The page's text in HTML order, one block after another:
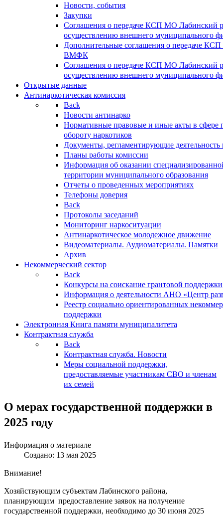
Новости, события
Закупки
Соглашения о передаче КСП МО Лабинский
осуществлению внешнего муниципального
Дополнительные соглашения о передаче
ВМФК
Соглашения о передаче КСП МО Лабинский
осуществлению внешнего муниципального
Открытые данные
Антинаркотическая комиссия
Back
Новости антинарко
Нормативные правовые и иные акты в сфере
обороту наркотиков
Документы, регламентирующие деятельность
Планы работы комиссии
Информация об оказании
территории муниципального образования
Отчеты о проведенных мероприятиях
Телефоны доверия
Back
Протоколы заседаний
Мониторинг наркоситуации
Антинаркотическое молодежное движение
Видеоматериалы. Аудиоматериалы. Памятки
Архив
Некоммерческий сектор
Back
Конкурсы на соискание грантовой поддержки
Информация о деятельности АНО «Центр
Реестр социально ориентированных
поддержки
Электронная Книга памяти муниципалитета
Контрактная служба
Back
Контрактная служба. Новости
Меры социальной поддержки,
предоставляемые участникам СВО и членам
их семей
О мерах государственной поддержки в
2025 году
Информация о материале
Создано: 13 мая 2025
Внимание!
Хозяйствующим субъектам Лабинского района,
планирующим предоставление заявок на получение
государственной поддержки, необходимо до 30 июня 2025